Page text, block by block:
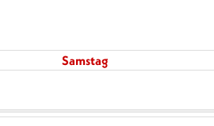
Samstag